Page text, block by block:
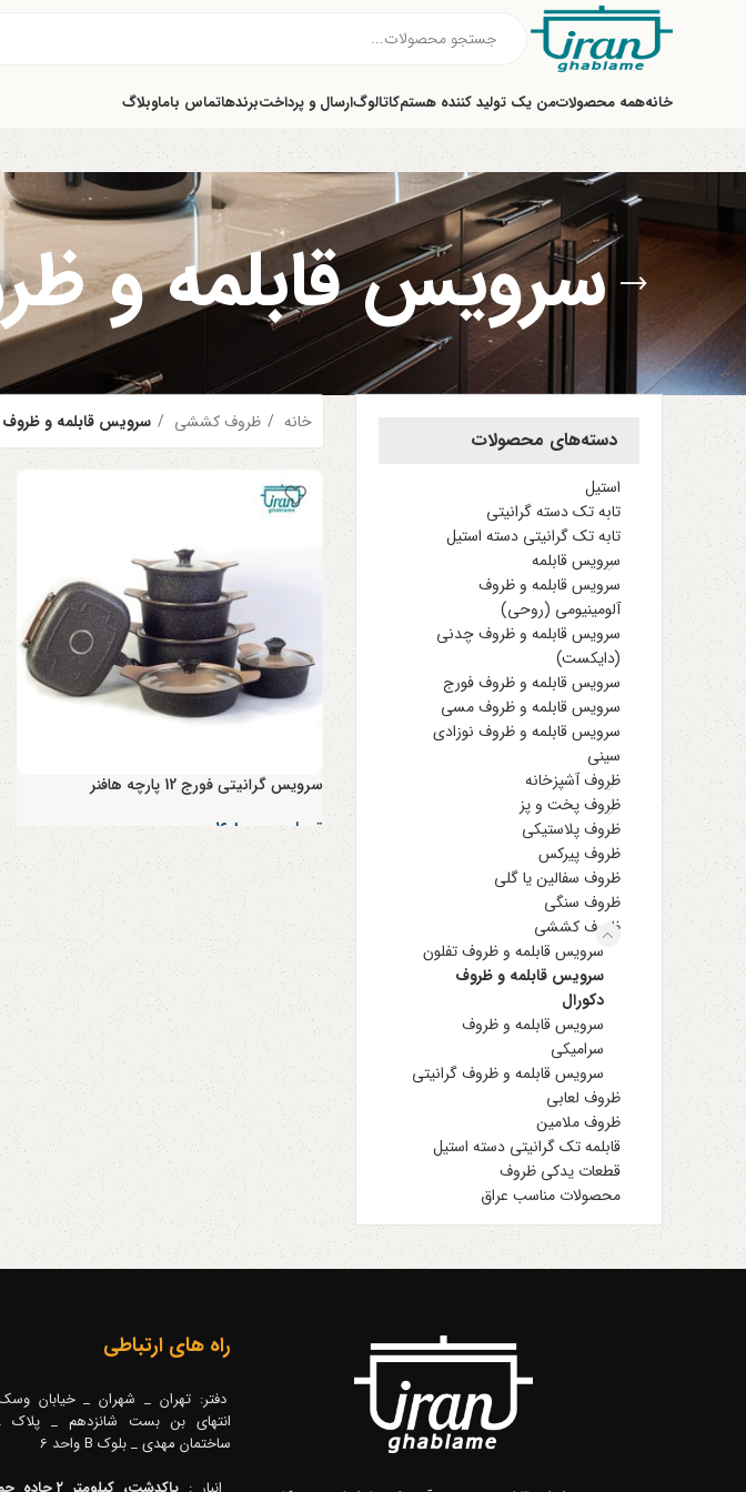
خانههمه محصولاتمن یک تولید کننده هستمکاتالوگارسال و پرداختبرندهاتماس باماوبلاگ
سرویس قابلمه و
دسته‌های محصولات
استیل
تابه تک دسته گرانیتی
تابه تک گرانیتی دسته استیل
سرویس قابلمه
سرویس قابلمه و ظروف
آلومینیومی (روحی)
سرویس قابلمه و ظروف چدنی
(دایکست)
سرویس قابلمه و ظروف فورج
سرویس قابلمه و ظروف مسی
سرویس قابلمه و ظروف نوزادی
سینی
ظروف آشپزخانه
ظروف پخت و پز
ظروف پلاستیکی
ظروف پیرکس
ظروف سفالین یا گلی
ظروف سنگی
ظروف کششی
سرویس قابلمه و ظروف تفلون
سرویس قابلمه و ظروف
دکورال
سرویس قابلمه و ظروف
سرامیکی
سرویس قابلمه و ظروف گرانیتی
ظروف لعابی
ظروف ملامین
قابلمه تک گرانیتی دسته استیل
قطعات یدکی ظروف
محصولات مناسب عراق
خانه ظروف کششی سرویس قابلمه و ظروف
سرویس گرانیتی فورج 12 پارچه هافنر
تومان۱۶,۸۰۰,۰۰۰
راه های ارتباطی
دفتر: تهران _ شهران _ خیابان
ساختمان مهدی _ بلوک B واحد 6